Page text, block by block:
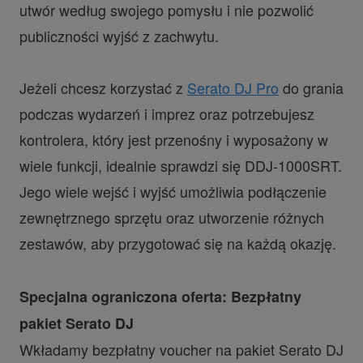
utwór według swojego pomysłu i nie pozwolić
publiczności wyjść z zachwytu.
Jeżeli chcesz korzystać z Serato DJ Pro do grania
podczas wydarzeń i imprez oraz potrzebujesz
kontrolera, który jest przenośny i wyposażony w
wiele funkcji, idealnie sprawdzi się DDJ-1000SRT.
Jego wiele wejść i wyjść umożliwia podłączenie
zewnętrznego sprzętu oraz utworzenie różnych
zestawów, aby przygotować się na każdą okazję.
Specjalna ograniczona oferta: Bezpłatny
pakiet Serato DJ
Wkładamy bezpłatny voucher na pakiet Serato DJ